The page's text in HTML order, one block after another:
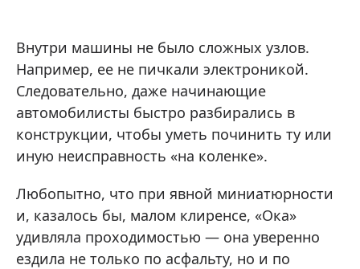
Внутри машины не было сложных узлов.
Например, ее не пичкали электроникой.
Следовательно, даже начинающие
автомобилисты быстро разбирались в
конструкции, чтобы уметь починить ту или
иную неисправность «на коленке».
Любопытно, что при явной миниатюрности
и, казалось бы, малом клиренсе, «Ока»
удивляла проходимостью — она уверенно
ездила не только по асфальту, но и по